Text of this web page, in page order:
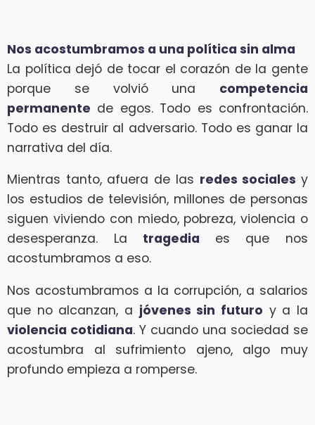
Nos acostumbramos a una política sin alma
La política dejó de tocar el corazón de la gente
porque se volvió una competencia
permanente de egos. Todo es confrontación.
Todo es destruir al adversario. Todo es ganar la
narrativa del día.
Mientras tanto, afuera de las redes socialesy
los estudios de televisión, millones de personas
siguen viviendo con miedo, pobreza, violencia o
desesperanza. La tragedia es que nos
acostumbramos a eso.
Nos acostumbramos a la corrupción, a salarios
que no alcanzan, a jóvenes sin futuro y a la
violencia cotidiana. Y cuando una sociedad se
acostumbra al sufrimiento ajeno, algo muy
profundo empieza a romperse.